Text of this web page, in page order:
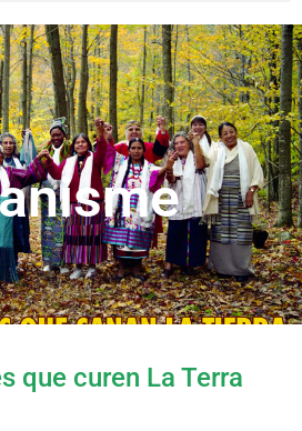
que curen La Terra